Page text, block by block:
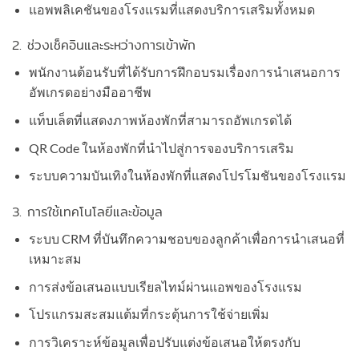
แอพพลิเคชันของโรงแรมที่แสดงบริการเสริมทั้งหมด
2. ช่วงเช็คอินและระหว่างการเข้าพัก
พนักงานต้อนรับที่ได้รับการฝึกอบรมเรื่องการนำเสนอการ
อัพเกรดอย่างมืออาชีพ
แท็บเล็ตที่แสดงภาพห้องพักที่สามารถอัพเกรดได้
QR Code ในห้องพักที่นำไปสู่การจองบริการเสริม
ระบบความบันเทิงในห้องพักที่แสดงโปรโมชันของโรงแรม
3. การใช้เทคโนโลยีและข้อมูล
ระบบ CRM ที่บันทึกความชอบของลูกค้าเพื่อการนำเสนอที่
เหมาะสม
การส่งข้อเสนอแบบเรียลไทม์ผ่านแอพของโรงแรม
โปรแกรมสะสมแต้มที่กระตุ้นการใช้จ่ายเพิ่ม
การวิเคราะห์ข้อมูลเพื่อปรับแต่งข้อเสนอให้ตรงกับ